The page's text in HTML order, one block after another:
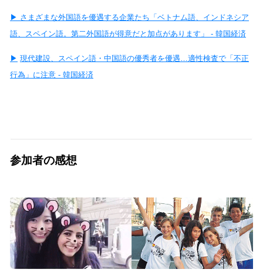
▶︎ さまざまな外国語を優遇する企業たち「ベトナム語、インドネシア
語、スペイン語。第二外国語が得意だと加点があります」 - 韓国経済
▶︎ 現代建設、スペイン語・中国語の優秀者を優遇…適性検査で「不正
行為」に注意 - 韓国経済
参加者の感想